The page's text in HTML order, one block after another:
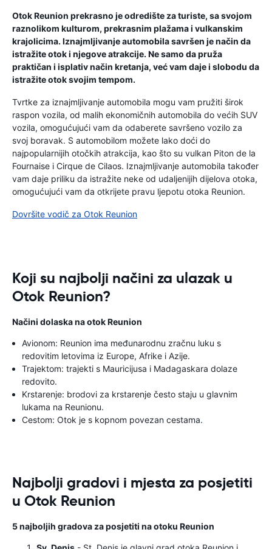
Otok Reunion prekrasno je odredište za turiste, sa svojom
raznolikom kulturom, prekrasnim plažama i vulkanskim
krajolicima. Iznajmljivanje automobila savršen je način da
istražite otok i njegove atrakcije. Ne samo da pruža
praktičan i isplativ način kretanja, već vam daje i slobodu da
istražite otok svojim tempom.
Tvrtke za iznajmljivanje automobila mogu vam pružiti širok
raspon vozila, od malih ekonomičnih automobila do većih SUV
vozila, omogućujući vam da odaberete savršeno vozilo za
svoj boravak. S automobilom možete lako doći do
najpopularnijih otočkih atrakcija, kao što su vulkan Piton de la
Fournaise i Cirque de Cilaos. Iznajmljivanje automobila također
vam daje priliku da istražite neke od udaljenijih dijelova otoka,
omogućujući vam da otkrijete pravu ljepotu otoka Reunion.
Dovršite vodič za Otok Reunion
Koji su najbolji načini za ulazak u
Otok Reunion?
Načini dolaska na otok Reunion
Avionom: Reunion ima međunarodnu zračnu luku s
redovitim letovima iz Europe, Afrike i Azije.
Trajektom: trajekti s Mauricijusa i Madagaskara dolaze
redovito.
Krstarenje: brodovi za krstarenje često staju u glavnim
lukama na Reunionu.
Cestom: Otok je s kopnom povezan cestama.
Najbolji gradovi i mjesta za posjetiti
u Otok Reunion
5 najboljih gradova za posjetiti na otoku Reunion